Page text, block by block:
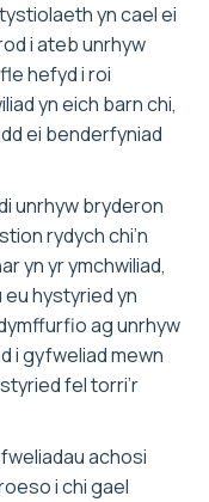
yn cael ei
i ateb unrhyw
hefyd i roi
yn eich barn chi,
ei benderfyniad
unrhyw bryderon
rydych chi’n
yn yr ymchwiliad,
eu hystyried yn
ag unrhyw
i gyfweliad mewn
fel torri’r
achosi
i chi gael